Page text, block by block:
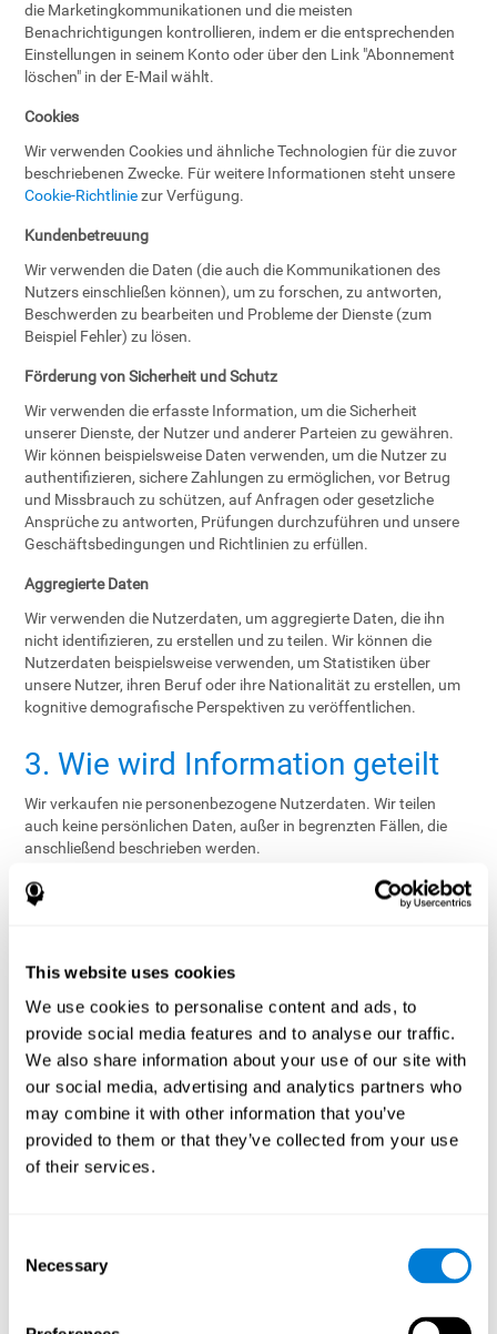
This website uses cookies
We use cookies to personalise content and ads, to
provide social media features and to analyse our traffic.
We also share information about your use of our site with
our social media, advertising and analytics partners who
may combine it with other information that you’ve
provided to them or that they’ve collected from your use
of their services.
Selection
Necessary
die Marketingkommunikationen und die meisten
Benachrichtigungen kontrollieren, indem er die entsprechenden
Einstellungen in seinem Konto oder über den Link "Abonnement
löschen" in der E-Mail wählt.
Cookies
Wir verwenden Cookies und ähnliche Technologien für die zuvor
beschriebenen Zwecke. Für weitere Informationen steht unsere
Cookie-Richtliniezur Verfügung.
Kundenbetreuung
Wir verwenden die Daten (die auch die Kommunikationen des
Nutzers einschließen können), um zu forschen, zu antworten,
Beschwerden zu bearbeiten und Probleme der Dienste (zum
Beispiel Fehler) zu lösen.
Förderung von Sicherheit und Schutz
Wir verwenden die erfasste Information, um die Sicherheit
unserer Dienste, der Nutzer und anderer Parteien zu gewähren.
Wir können beispielsweise Daten verwenden, um die Nutzer zu
authentifizieren, sichere Zahlungen zu ermöglichen, vor Betrug
und Missbrauch zu schützen, auf Anfragen oder gesetzliche
Ansprüche zu antworten, Prüfungen durchzuführen und unsere
Geschäftsbedingungen und Richtlinien zu erfüllen.
Aggregierte Daten
Wir verwenden die Nutzerdaten, um aggregierte Daten, die ihn
nicht identifizieren, zu erstellen und zu teilen. Wir können die
Nutzerdaten beispielsweise verwenden, um Statistiken über
unsere Nutzer, ihren Beruf oder ihre Nationalität zu erstellen, um
kognitive demografische Perspektiven zu veröffentlichen.
3. Wie wird Information geteilt
Wir verkaufen nie personenbezogene Nutzerdaten. Wir teilen
auch keine persönlichen Daten, außer in begrenzten Fällen, die
anschließend beschrieben werden.
Profil
hochgeladen wurde). Der Nutzer kann selbst bestimmen, ob er
Konto mit einem Experten oder den Eltern des Nutzers assoziiert
ist (siehe auch nächster Abschnitt), oder wenn die Community-
Features, wie Herausforderungen oder andere soziale Tools,
verwendet werden. Bestimmte Daten können in den
Datenschutzeinstellungen des Kontos und über andere
Kontrolltools eingestellt werden, um zu bestimmen, welche
Informationen für andere Nutzer der Dienste sichtbar sind.
personenbezogene Daten, wie die kognitive Aktivität und
Resultate, zugreifen. Wir bitten um ausdrückliche Zustimmung
Möglichkeit, Datenschutzeinstellungen in den Kontoeinstellungen